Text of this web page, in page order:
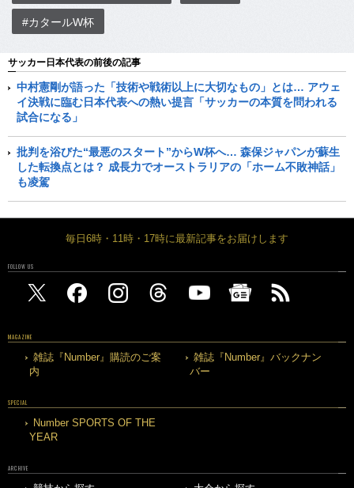
#カタールW杯
サッカー日本代表の前後の記事
中村憲剛が語った「技術や戦術以上に大切なもの」とは… アウェ
イ決戦に臨む日本代表への熱い提言「サッカーの本質を問われる
試合になる」
批判を浴びた“最悪のスタート”からW杯へ… 森保ジャパンが蘇生
した転換点とは？ 成長力でオーストラリアの「ホーム不敗神話」
も凌駕
毎日6時・11時・17時に最新記事をお届けします
FOLLOW US
MAGAZINE
雑誌『Number』購読のご案
内
雑誌『Number』バックナン
バー
SPECIAL
Number SPORTS OF THE
YEAR
ARCHIVE